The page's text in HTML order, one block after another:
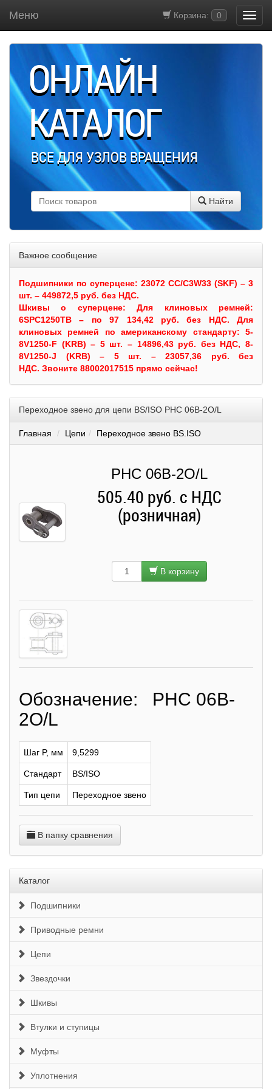
Корзина: 0
Меню
ОНЛАЙН
КАТАЛОГ
ВСЕ ДЛЯ УЗЛОВ ВРАЩЕНИЯ
Найти
Важное сообщение
Подшипники по суперцене: 23072 CC/C3W33 (SKF) – 3
шт. – 449872,5 руб. без НДС.
Шкивыо суперцене:Для клиновых ремней:
6SPC1250TB – по 97 134,42 руб. без НДС. Для
клиновых ремней по американскому стандарту: 5-
8V1250-F (KRB) – 5 шт. – 14896,43 руб. без НДС, 8-
8V1250-J (KRB) – 5 шт. – 23057,36 руб. без
НДС. Звоните 88002017515 прямо сейчас!
Переходное звено для цепи BS/ISO PHC 06B-2O/L
Главная Цепи Переходное звено BS.ISO
PHC 06B-2O/L
505.40 руб. с НДС
(розничная)
В корзину
Обозначение: PHC 06B-
2O/L
Шаг P, мм 9,5299
Стандарт BS/ISO
Тип цепи Переходное звено
В папку сравнения
Каталог
Подшипники
Приводные ремни
Цепи
Звездочки
Шкивы
Втулки и ступицы
Муфты
Уплотнения